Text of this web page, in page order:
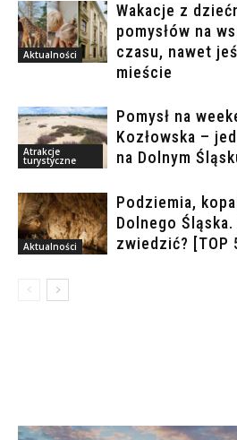
Aktualności
Wakacje z
pomysłów na
czasu, nawet
mieście
Atrakcje
turystyczne
Pomysł na
Kozłowska –
na Dolnym
Aktualności
Podziemia,
Dolnego
zwiedzić? [TOP